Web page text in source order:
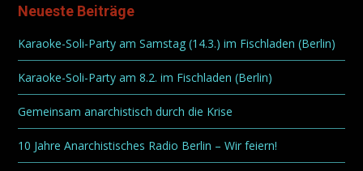
Neueste Beiträge
Karaoke-Soli-Party am Samstag (14.3.) im Fischladen (Berlin)
Karaoke-Soli-Party am 8.2. im Fischladen (Berlin)
Gemeinsam anarchistisch durch die Krise
10 Jahre Anarchistisches Radio Berlin – Wir feiern!